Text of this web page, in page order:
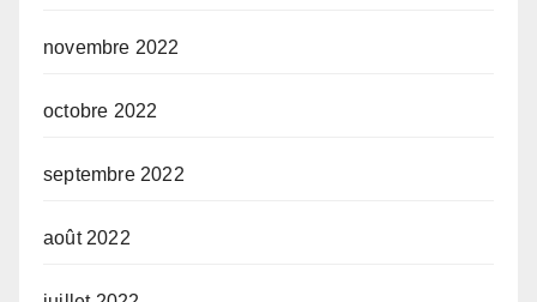
novembre 2022
octobre 2022
septembre 2022
août 2022